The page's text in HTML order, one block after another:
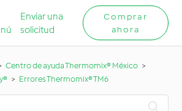
Enviar una
solicitud
Comprar
ahora
Centro de ayuda Thermomix® México
Errores Thermomix® TM6